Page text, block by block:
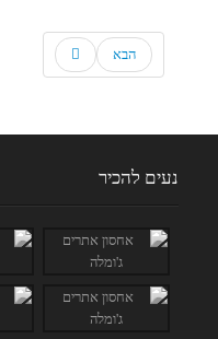
הבא
נעים להכיר